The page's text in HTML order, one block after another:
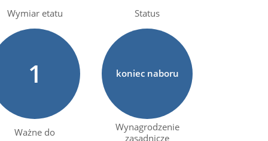
Wymiar etatu
1
Status
koniec naboru
Ważne do
Wynagrodzenie
zasadnicze